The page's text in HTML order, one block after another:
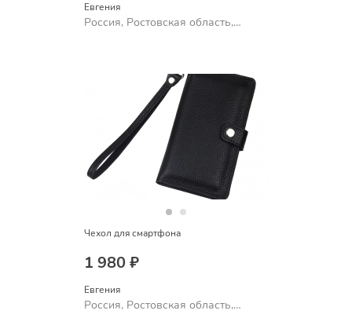
Евгения
Россия, Ростовская область,
Чехол для смартфона
1 980 ₽
Евгения
Россия, Ростовская область,